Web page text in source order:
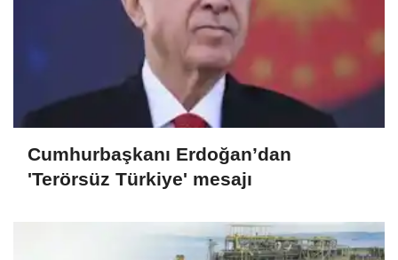
Cumhurbaşkanı Erdoğan’dan
'Terörsüz Türkiye' mesajı